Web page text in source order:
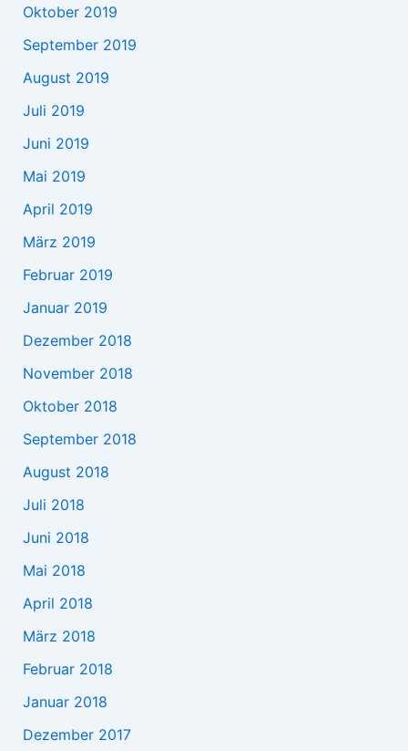
Oktober 2019
September 2019
August 2019
Juli 2019
Juni 2019
Mai 2019
April 2019
März 2019
Februar 2019
Januar 2019
Dezember 2018
November 2018
Oktober 2018
September 2018
August 2018
Juli 2018
Juni 2018
Mai 2018
April 2018
März 2018
Februar 2018
Januar 2018
Dezember 2017